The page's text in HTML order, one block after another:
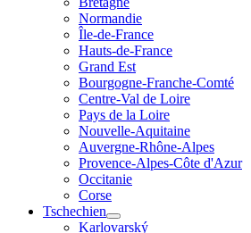
Normandie
Île-de-France
Hauts-de-France
Grand Est
Bourgogne-Franche-Comté
Centre-Val de Loire
Pays de la Loire
Nouvelle-Aquitaine
Auvergne-Rhône-Alpes
Provence-Alpes-Côte d'Azur
Occitanie
Corse
Tschechien
Karlovarský